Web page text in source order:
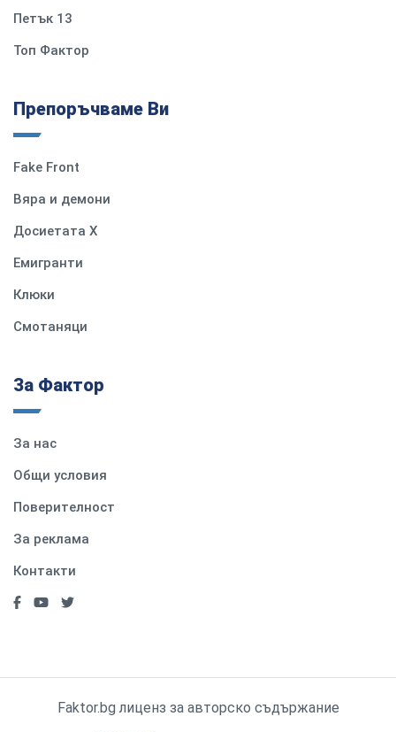
Петък 13
Топ Фактор
Препоръчваме Ви
Fake Front
Вяра и демони
Досиетата Х
Емигранти
Клюки
Смотаняци
За Фактор
За нас
Общи условия
Поверителност
За реклама
Контакти
Faktor.bg лиценз за авторско съдържание